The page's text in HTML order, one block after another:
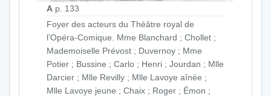
A p. 133
Foyer des acteurs du Théâtre royal de
l’Opéra-Comique. Mme Blanchard ; Chollet ;
Mademoiselle Prévost ; Duvernoy ; Mme
Potier ; Bussine ; Carlo ; Henri ; Jourdan ; Mlle
Darcier ; Mlle Revilly ; Mlle Lavoye aînée ;
Mlle Lavoye jeune ; Chaix ; Roger ; Émon ;